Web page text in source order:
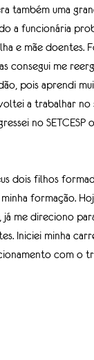
também uma
a funcionária
e mãe doentes.
consegui me
pois aprendi
a trabalhar
no SETCESP
dois filhos
formação.
já me direciono
Iniciei minha
com o